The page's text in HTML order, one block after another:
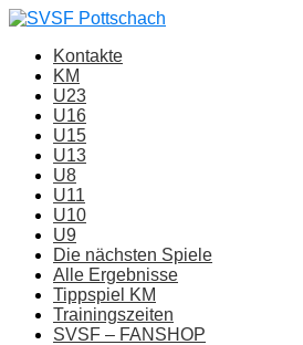
Kontakte
KM
U23
U16
U15
U13
U8
U11
U10
U9
Die nächsten Spiele
Alle Ergebnisse
Tippspiel KM
Trainingszeiten
SVSF – FANSHOP